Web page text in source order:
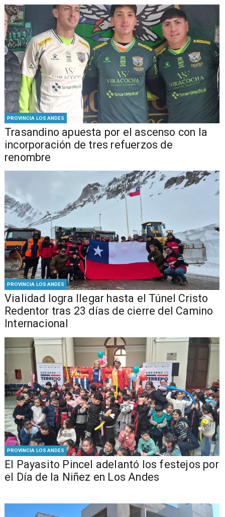
PROVINCIA LOS ANDES
Trasandino apuesta por el ascenso con la
incorporación de tres refuerzos de
renombre
PROVINCIA LOS ANDES
Vialidad logra llegar hasta el Túnel Cristo
Redentor tras 23 días de cierre del Camino
Internacional
PROVINCIA LOS ANDES
El Payasito Pincel adelantó los festejos por
el Día de la Niñez en Los Andes